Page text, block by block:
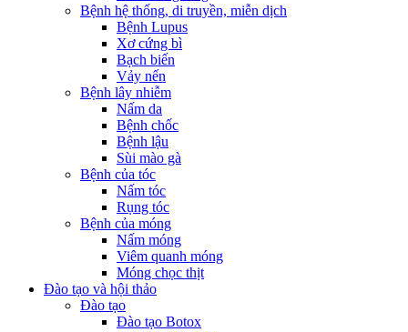
Bệnh hệ thống, di truyền, miễn dịch
Bệnh Lupus
Xơ cứng bì
Bạch biến
Vảy nến
Bệnh lây nhiễm
Nấm da
Bệnh chốc
Bệnh lậu
Sùi mào gà
Bệnh của tóc
Nấm tóc
Rụng tóc
Bệnh của móng
Nấm móng
Viêm quanh móng
Móng chọc thịt
Đào tạo và hội thảo
Đào tạo
Đào tạo Botox